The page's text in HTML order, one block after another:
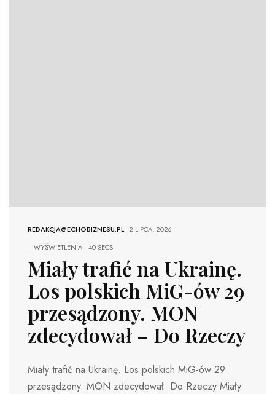
REDAKCJA@ECHOBIZNESU.PL-2 LIPCA, 2026
WYŚWIETLENIA
40 SECS
Miały trafić na Ukrainę.
Los polskich MiG-ów 29
przesądzony. MON
zdecydował – Do Rzeczy
Miały trafić na Ukrainę. Los polskich MiG-ów 29
przesądzony. MON zdecydował Do Rzeczy Miały